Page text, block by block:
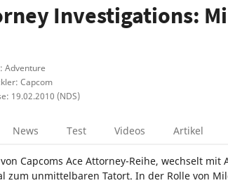
Investigations:
Adventure
Capcom
19.02.2010 (NDS)
News Test Videos Artikel
Capcoms Ace Attorney-Reihe, wechselt
zum unmittelbaren Tatort. In der Rolle von